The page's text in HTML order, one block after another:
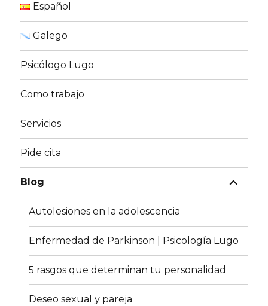
Español
Galego
Psicólogo Lugo
Como trabajo
Servicios
Pide cita
Blog
expande
el
menú
Autolesiones en la adolescencia
Enfermedad de Parkinson | Psicología Lugo
5 rasgos que determinan tu personalidad
Deseo sexual y pareja